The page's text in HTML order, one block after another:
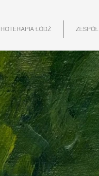
ŁÓDŹ ZESPÓŁ